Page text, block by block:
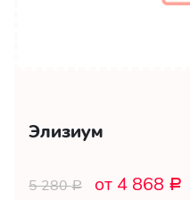
Элизиум
5 280Р от 4 868 Р